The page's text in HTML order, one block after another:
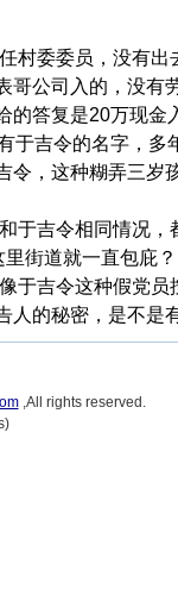
村委委员，没有
公司入的，没有
答复是20万现金
于吉令的名字，多
，这种糊弄三岁
于吉令相同情况
街道就一直包庇？
吉令这种假党员
的秘密，是不是
,All rights reserved.